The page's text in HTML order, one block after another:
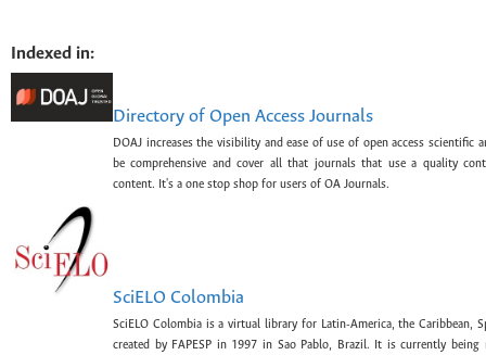
Indexed in:
Directory of Open Access Journals
DOAJ increases the visibility and ease of use of open access scientific
be comprehensive and cover all that journals that use a quality
content. It's a one stop shop for users of OA Journals.
SciELO Colombia
SciELO Colombia is a virtual library for Latin-America, the Caribbean,
created by FAPESP in 1997 in Sao Pablo, Brazil. It is currently being